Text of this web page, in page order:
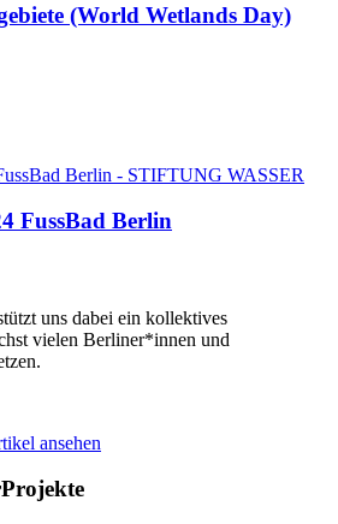
(World Wetlands Day)
FussBad Berlin
uns dabei ein kollektives
vielen Berliner*innen und
ansehen